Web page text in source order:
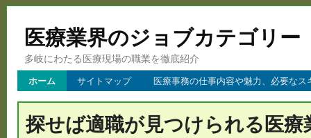
医療業界のジョブカテゴリー
多岐にわたる医療現場の職業を徹底紹介
ホーム サイトマップ 医療事務の仕事内容や魅力、必要なス
探せば適職が見つけられる医療